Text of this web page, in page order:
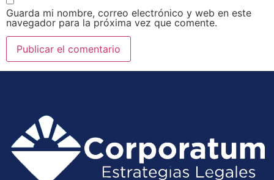
Guarda mi nombre, correo electrónico y web en este
navegador para la próxima vez que comente.